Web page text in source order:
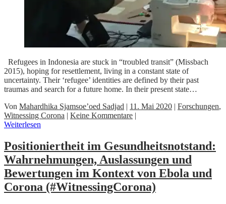
Refugees in Indonesia are stuck in “troubled transit” (Missbach
2015), hoping for resettlement, living in a constant state of
uncertainty. Their ‘refugee’ identities are defined by their past
traumas and search for a future home. In their present state…
Von Mahardhika Sjamsoe’oed Sadjad | 11. Mai 2020 | Forschungen,
Witnessing Corona | Keine Kommentare |
Weiterlesen
Positioniertheit im Gesundheitsnotstand:
Wahrnehmungen, Auslassungen und
Bewertungen im Kontext von Ebola und
Corona (#WitnessingCorona)